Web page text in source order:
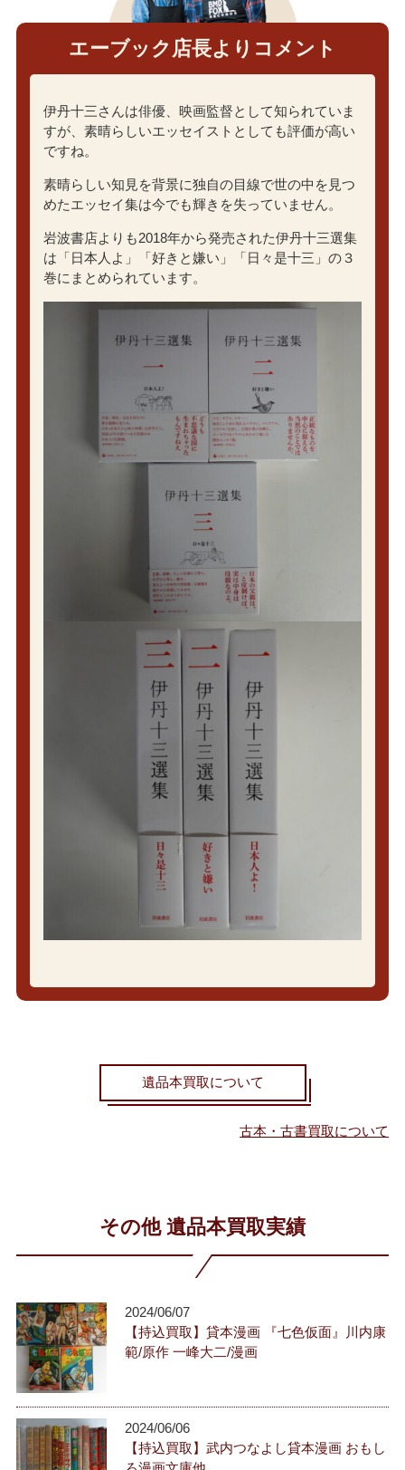
エーブック店長よりコメント
伊丹十三さんは俳優、映画監督として知られていま
すが、素晴らしいエッセイストとしても評価が高い
ですね。
素晴らしい知見を背景に独自の目線で世の中を見つ
めたエッセイ集は今でも輝きを失っていません。
岩波書店よりも2018年から発売された伊丹十三選集
は「日本人よ」「好きと嫌い」「日々是十三」の３
巻にまとめられています。
遺品本買取について
古本・古書買取について
その他 遺品本買取実績
2024/06/07
【持込買取】貸本漫画 『七色仮面』川内康
範/原作 一峰大二/漫画
2024/06/06
【持込買取】武内つなよし貸本漫画 おもし